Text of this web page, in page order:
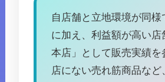
自店舗と立地環境が同様
に加え、利益額が高い店
本店」として販売実績を
店にない売れ筋商品など